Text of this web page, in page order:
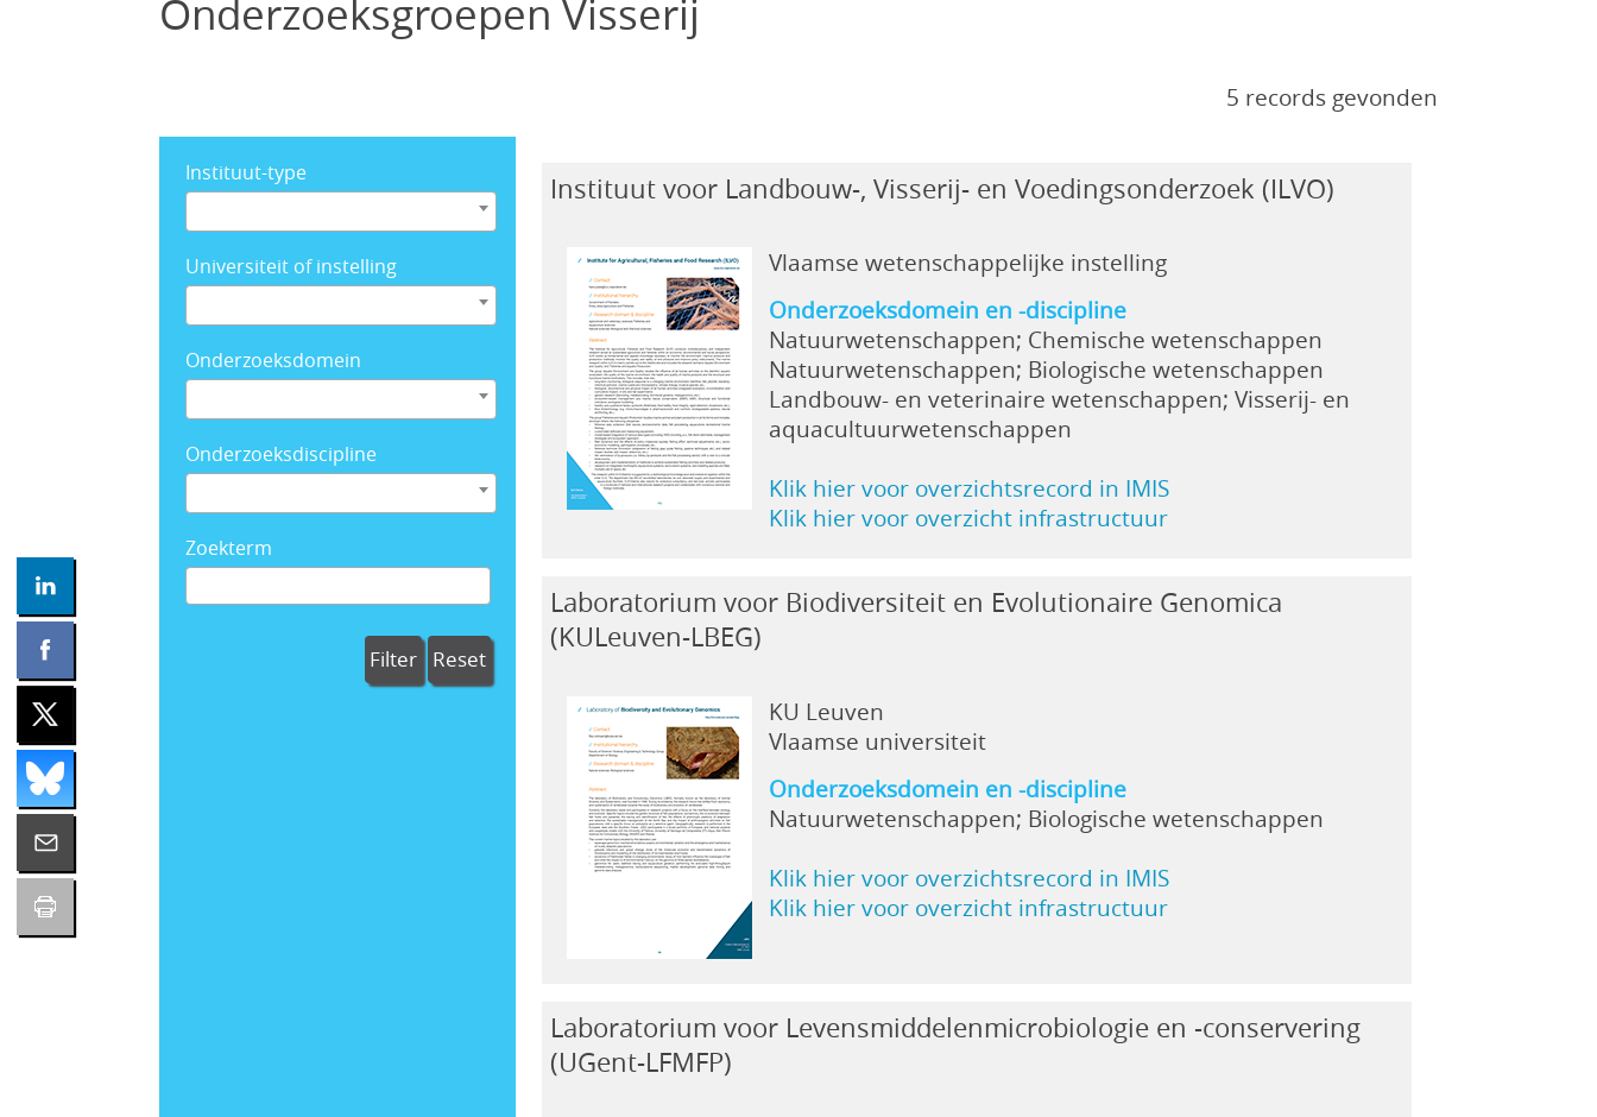
Onderzoeksgroepen Visserij
5 records gevonden
Instituut-type
Universiteit of instelling
Onderzoeksdomein
Onderzoeksdiscipline
Zoekterm
Filter Reset
Instituut voor Landbouw-, Visserij- en Voedingsonderzoek (ILVO)
Vlaamse wetenschappelijke instelling
Onderzoeksdomein en -discipline
Natuurwetenschappen; Chemische wetenschappen
Natuurwetenschappen; Biologische wetenschappen
Landbouw- en veterinaire wetenschappen; Visserij- en
aquacultuurwetenschappen
Klik hier voor overzichtsrecord in IMIS
Klik hier voor overzicht infrastructuur
Laboratorium voor Biodiversiteit en Evolutionaire Genomica
(KULeuven-LBEG)
KU Leuven
Vlaamse universiteit
Onderzoeksdomein en -discipline
Natuurwetenschappen; Biologische wetenschappen
Klik hier voor overzichtsrecord in IMIS
Klik hier voor overzicht infrastructuur
Laboratorium voor Levensmiddelenmicrobiologie en -conservering
(UGent-LFMFP)